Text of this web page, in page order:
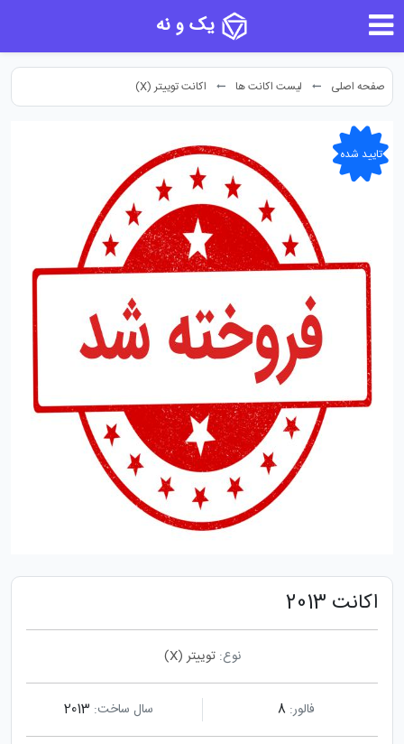
یک و نه
صفحه اصلی لیست اکانت ها اکانت توییتر (X)
تایید شده
اکانت 2013
نوع: توییتر (X)
فالور: سال ساخت: